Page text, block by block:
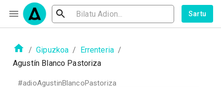
Sartu
/ Gipuzkoa / Errenteria /
Agustín Blanco Pastoriza
#adioAgustinBlancoPastoriza